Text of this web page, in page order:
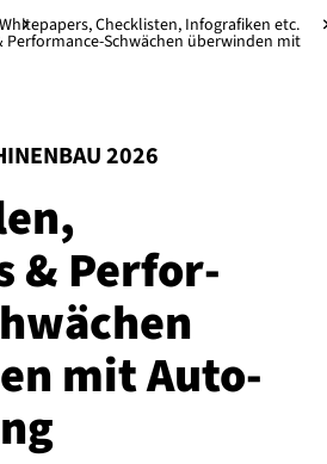
↓
Whitepapers, Checklisten, Infografiken etc.
Performance-Schwächen überwinden mit
2026
& Per­for­
mit Au­to­